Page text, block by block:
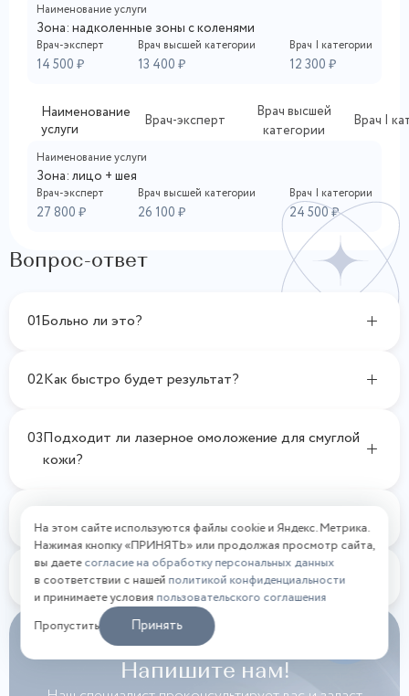
Наименование услуги
Зона: надколенные зоны с коленями
Врач-эксперт
14 500 ₽
Врач высшей категории
13 400 ₽
Врач I категории
12 300 ₽
Наименование
услуги
Врач-эксперт
Врач высшей
категории
Врач I
Наименование услуги
Зона: лицо + шея
Врач-эксперт
27 800 ₽
Врач высшей категории
26 100 ₽
Врач I категории
24 500 ₽
Вопрос-ответ
01Больно ли это?
02Как быстро будет результат?
03Подходит ли лазерное омоложение для смуглой
кожи?
04 Можно ли сочетать с другими процедурами?
05Как часто нужно повторять процедуру?
Остались вопросы?
Напишите нам!
На этом сайте используются файлы cookie и Яндекс. Метрика.
Нажимая кнопку «ПРИНЯТЬ» или продолжая просмотр сайта,
вы даетесогласие на обработку персональных данных
в соответствии с нашей политикой конфиденциальности
и принимаете условия пользовательского соглашения
Пропустить
Принять